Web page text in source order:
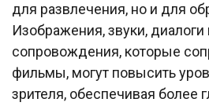
для развлечения, но и для
Изображения, звуки,
сопровождения, которые
фильмы, могут повысить
зрителя, обеспечивая более